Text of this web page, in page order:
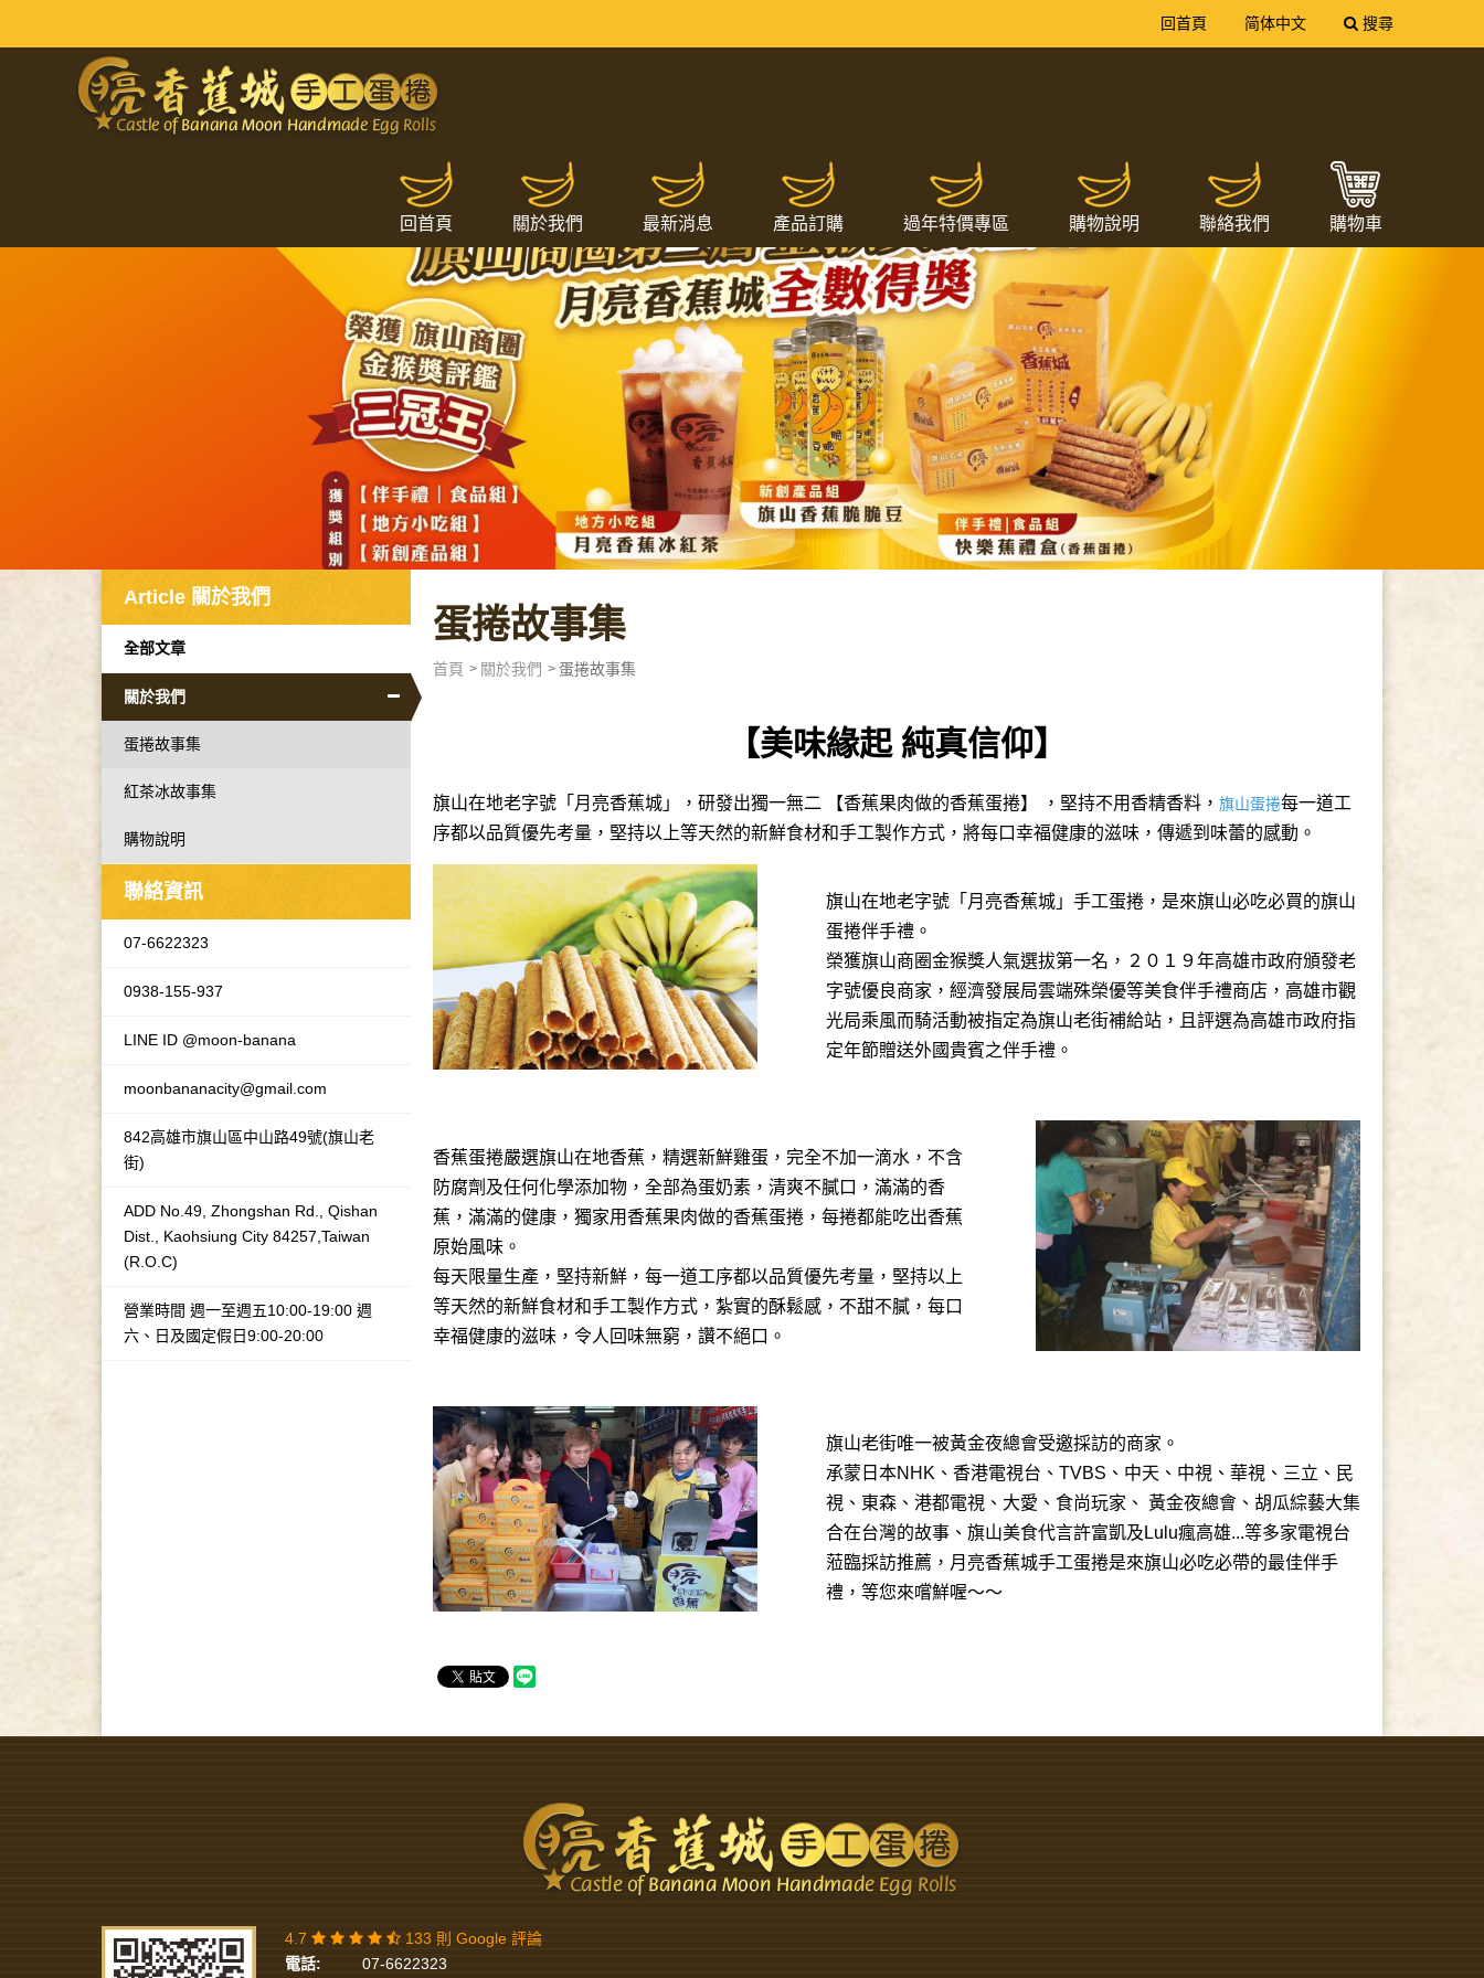
網友旗山美食推薦｜手工蛋捲禮盒
送出
回首頁 简体中文 搜尋
回首頁 關於我們 最新消息 產品訂購 過年特價專區 購物說明 聯絡我們 購物車
Article 關於我們
全部文章
關於我們
蛋捲故事集
紅茶冰故事集
購物說明
聯絡資訊
07-6622323
0938-155-937
LINE ID @moon-banana
moonbananacity@gmail.com
842高雄市旗山區中山路49號(旗山老
街)
ADD No.49, Zhongshan Rd., Qishan
Dist., Kaohsiung City 84257,Taiwan
(R.O.C)
營業時間 週一至週五10:00-19:00 週
六、日及國定假日9:00-20:00
蛋捲故事集
首頁 關於我們 蛋捲故事集
【美味緣起 純真信仰】
旗山在地老字號「月亮香蕉城」，研發出獨一無二 【香蕉果肉做的香蕉蛋捲】 ，堅持不用香精香料， 旗山蛋捲每一道工
序都以品質優先考量，堅持以上等天然的新鮮食材和手工製作方式，將每口幸福健康的滋味，傳遞到味蕾的感動。
旗山在地老字號「月亮香蕉城」手工蛋捲，是來旗山必吃必買的旗山
蛋捲伴手禮。
榮獲旗山商圈金猴獎人氣選拔第一名，２０１９年高雄市政府頒發老
字號優良商家，經濟發展局雲端殊榮優等美食伴手禮商店，高雄市觀
光局乘風而騎活動被指定為旗山老街補給站，且評選為高雄市政府指
定年節贈送外國貴賓之伴手禮。
香蕉蛋捲嚴選旗山在地香蕉，精選新鮮雞蛋，完全不加一滴水，不含
防腐劑及任何化學添加物，全部為蛋奶素，清爽不膩口，滿滿的香
蕉，滿滿的健康，獨家用香蕉果肉做的香蕉蛋捲，每捲都能吃出香蕉
原始風味。
每天限量生產，堅持新鮮，每一道工序都以品質優先考量，堅持以上
等天然的新鮮食材和手工製作方式，紮實的酥鬆感，不甜不膩，每口
幸福健康的滋味，令人回味無窮，讚不絕口。
旗山老街唯一被黃金夜總會受邀採訪的商家。
承蒙日本NHK、香港電視台、TVBS、中天、中視、華視、三立、民
視、東森、港都電視、大愛、食尚玩家、 黃金夜總會、胡瓜綜藝大集
合在台灣的故事、旗山美食代言許富凱及Lulu瘋高雄...等多家電視台
蒞臨採訪推薦，月亮香蕉城手工蛋捲是來旗山必吃必帶的最佳伴手
禮，等您來嚐鮮喔～～
4.7
133 則 Google 評論
電話:
07-6622323